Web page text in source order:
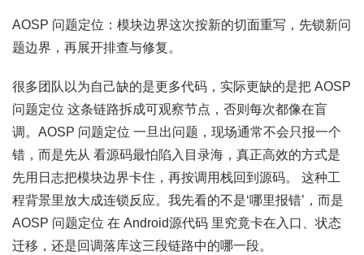
AOSP 问题定位：模块边界这次按新的切面重写，先锁新问
题边界，再展开排查与修复。
很多团队以为自己缺的是更多代码，实际更缺的是把 AOSP
问题定位 这条链路拆成可观察节点，否则每次都像在盲
调。AOSP 问题定位 一旦出问题，现场通常不会只报一个
错，而是先从 看源码最怕陷入目录海，真正高效的方式是
先用日志把模块边界卡住，再按调用栈回到源码。 这种工
程背景里放大成连锁反应。我先看的不是‘哪里报错’，而是
AOSP 问题定位 在 Android源代码 里究竟卡在入口、状态
迁移，还是回调落库这三段链路中的哪一段。